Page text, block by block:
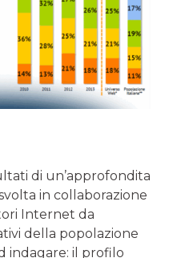
di un’approfondita
in collaborazione
Internet da
della popolazione
indagare: il profilo